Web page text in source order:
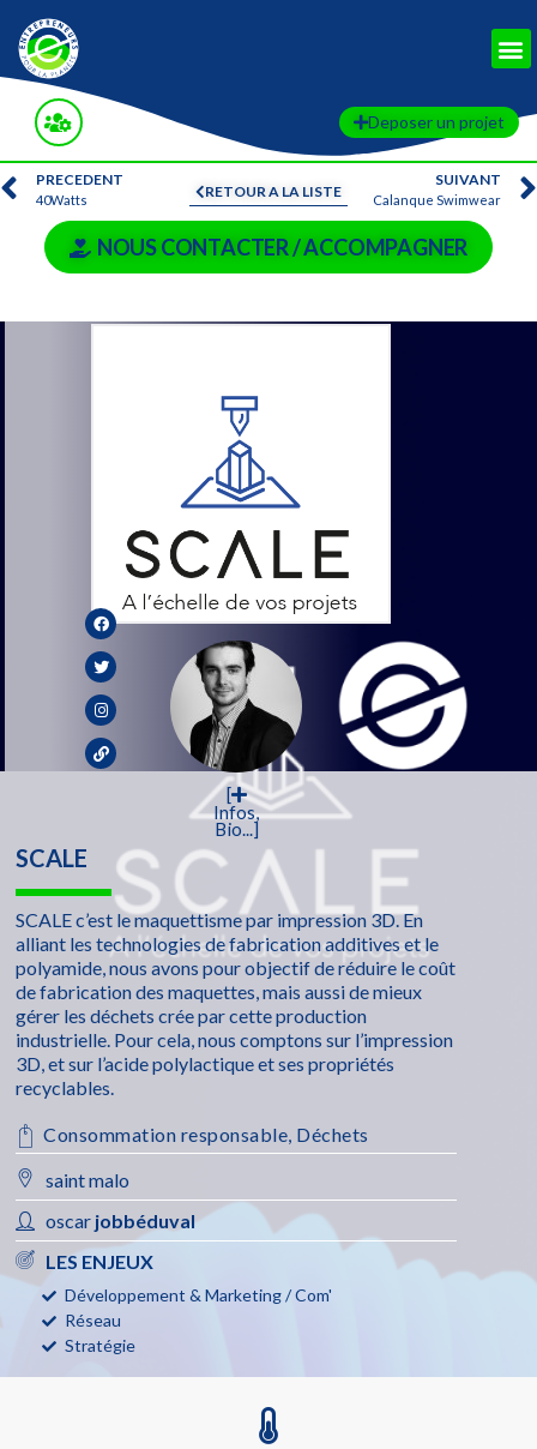
Deposer un projet
RETOUR A LA LISTE
PRECEDENT
40Watts
SUIVANT
Calanque Swimwear
NOUS CONTACTER / ACCOMPAGNER
[
Infos,
Bio...]
SCALE
SCALE c’est le maquettisme par impression 3D. En
alliant les technologies de fabrication additives et le
polyamide, nous avons pour objectif de réduire le coût
de fabrication des maquettes, mais aussi de mieux
gérer les déchets crée par cette production
industrielle. Pour cela, nous comptons sur l’impression
3D, et sur l’acide polylactique et ses propriétés
recyclables.
Consommation responsable, Déchets
saint malo
oscar jobbéduval
LES ENJEUX
Développement & Marketing / Com'
Réseau
Stratégie